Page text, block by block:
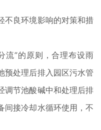
良环境影响的对策和措
”的原则，合理布设雨
预处理后排入园区污水管
调节池酸碱中和处理后排
间接冷却水循环使用，不